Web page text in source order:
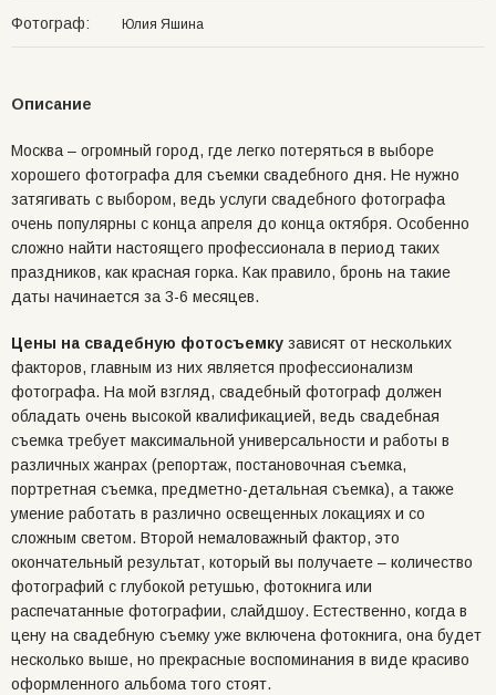
Фотограф: Юлия Яшина
Описание
Москва – огромный город, где легко потеряться в выборе
хорошего фотографа для съемки свадебного дня. Не нужно
затягивать с выбором, ведь услуги свадебного фотографа
очень популярны с конца апреля до конца октября. Особенно
сложно найти настоящего профессионала в период таких
праздников, как красная горка. Как правило, бронь на такие
даты начинается за 3-6 месяцев.
Цены на свадебную фотосъемку зависят от нескольких
факторов, главным из них является профессионализм
фотографа. На мой взгляд, свадебный фотограф должен
обладать очень высокой квалификацией, ведь свадебная
съемка требует максимальной универсальности и работы в
различных жанрах (репортаж, постановочная съемка,
портретная съемка, предметно-детальная съемка), а также
умение работать в различно освещенных локациях и со
сложным светом. Второй немаловажный фактор, это
окончательный результат, который вы получаете – количество
фотографий с глубокой ретушью, фотокнига или
распечатанные фотографии, слайдшоу. Естественно, когда в
цену на свадебную съемку уже включена фотокнига, она будет
несколько выше, но прекрасные воспоминания в виде красиво
оформленного альбома того стоят.